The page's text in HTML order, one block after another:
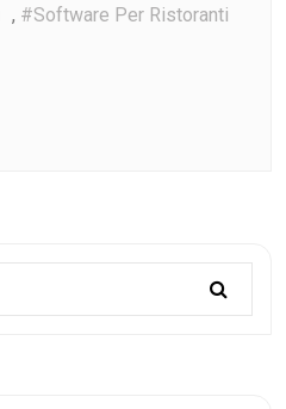
, #software Per Ristoranti